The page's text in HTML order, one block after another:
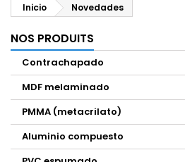
Inicio Novedades
NOS PRODUITS
Contrachapado
MDF melaminado
PMMA (metacrilato)
Aluminio compuesto